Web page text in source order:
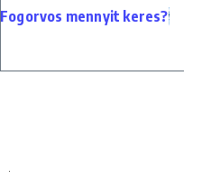
Fogorvos mennyit keres?